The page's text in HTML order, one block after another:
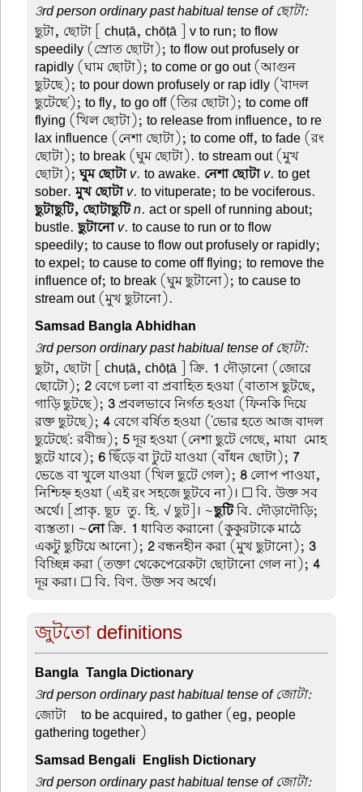
3rd person ordinary past habitual tense of ছোটা:
ছুটা, ছোটা [ chuṭā, chōṭā ] v to run; to flow
speedily (স্রোত ছোটা); to flow out profusely or
rapidly (ঘাম ছোটা); to come or go out (আগুন
ছুটছে); to pour down profusely or rap idly ('বাদল
ছুটেছে'); to fly, to go off (তির ছোটা); to come off
flying (খিল ছোটা); to release from influence, to re
lax influence (নেশা ছোটা); to come off, to fade (রং
ছোটা); to break (ঘুম ছোটা). to stream out (মুখ
ছোটা);ঘুম ছোটা v. to awake. নেশা ছোটা v. to get
sober.মুখ ছোটা v. to vituperate; to be vociferous.
ছুটাছুটি, ছোটাছুটিn. act or spell of running about;
bustle.ছুটানো v. to cause to run or to flow
speedily; to cause to flow out profusely or rapidly;
to expel; to cause to come off flying; to remove the
influence of; to break (ঘুম ছুটানো); to cause to
stream out (মুখ ছুটানো).
Samsad Bangla Abhidhan
3rd person ordinary past habitual tense of ছোটা:
ছুটা, ছোটা [ chuṭā, chōṭā ] ক্রি. 1 দৌড়ানো (জোরে
ছোটো); 2 বেগে চলা বা প্রবাহিত হওয়া (বাতাস ছুটছে,
গাড়ি ছুটছে); 3প্রবলভাবে নির্গত হওয়া (ফিনকি দিয়ে
রক্ত ছুটছে);4 বেগে বর্ষিত হওয়া ('ভোর হতে আজ বাদল
ছুটেছে': রবীন্দ্র); 5দূর হওয়া (নেশা ছুটে গেছে, মায়া-মোহ
ছুটে যাবে); 6ছিঁড়ে বা টুটে যাওয়া (বাঁধন ছোটা); 7
ভেঙে বা খুলে যাওয়া (খিল ছুটে গেল); 8 লোপ পাওয়া,
নিশ্চিহ্ন হওয়া (এই রং সহজে ছুটবে না)। ☐ বি. উক্ত সব
অর্থে। [প্রাকৃ. ছূঢ-তু. হি. √ ছুট]। ~ছুটিবি. দৌড়াদৌড়ি;
ব্যস্ততা। ~নোক্রি. 1 ধাবিত করানো (কুকুরটাকে মাঠে
একটু ছুটিয়ে আনো); 2বন্ধনহীন করা (মুখ ছুটানো); 3
বিচ্ছিন্ন করা (তক্তা থেকেপেরেকটা ছোটানো গেল না);4
দূর করা। ☐ বি. বিণ. উক্ত সব অর্থে।
জুটতো definitions
Bangla-Tangla Dictionary
3rd person ordinary past habitual tense of জোটা:
জোটা –to be acquired, to gather (eg, people
gathering together)
Samsad Bengali-English Dictionary
3rd person ordinary past habitual tense of জোটা: